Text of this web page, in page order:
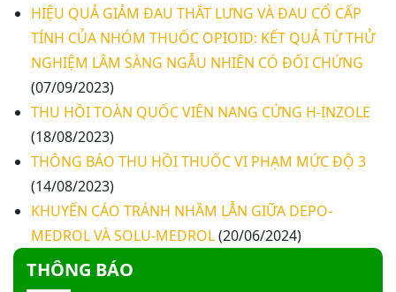
HIỆU QUẢ GIẢM ĐAU THẮT LƯNG VÀ ĐAU CỔ CẤP
TÍNH CỦA NHÓM THUỐC OPIOID: KẾT QUẢ TỪ THỬ
NGHIỆM LÂM SÀNG NGẪU NHIÊN CÓ ĐỐI CHỨNG
(07/09/2023)
THU HỒI TOÀN QUỐC VIÊN NANG CỨNG H-INZOLE
(18/08/2023)
THÔNG BÁO THU HỒI THUỐC VI PHẠM MỨC ĐỘ 3
(14/08/2023)
KHUYẾN CÁO TRÁNH NHẦM LẪN GIỮA DEPO-
MEDROL VÀ SOLU-MEDROL(20/06/2024)
THÔNG BÁO
Thư mời báo giá về việc mời báo giá thiết bị
Thư mời báo giá về việc sửa chữa nhà bảo vệ và
cổng số 2
Thư mời báo giá sửa chữa máy nước nóng tấm
phẵng
Thư mời báo giá về việc In bìa hồ sơ bệnh án, Sổ
y bạ năm 2026
Thư mời báo giá về việc cung cấp dịch vụ “Bảo